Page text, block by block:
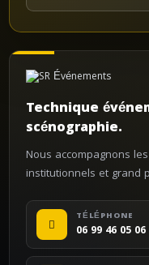
Technique
scénographie.
Nous accompagnons
institutionnels et grand
TÉLÉPHONE
06 99 46 05 06